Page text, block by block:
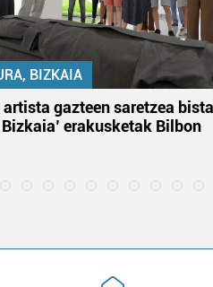
BIZKAIA
artista gazteen saretzea
Bizkaia’ erakusketak Bilbon